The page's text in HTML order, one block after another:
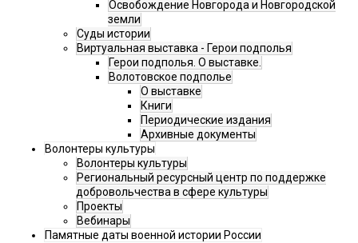
Освобождение Новгорода и Новгородской
земли
Суды истории
Виртуальная выставка - Герои подполья
Герои подполья. О выставке.
Волотовское подполье
О выставке
Книги
Периодические издания
Архивные документы
Волонтеры культуры
Волонтеры культуры
Региональный ресурсный центр по поддержке
добровольчества в сфере культуры
Проекты
Вебинары
Памятные даты военной истории России